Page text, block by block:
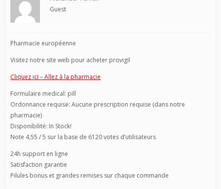
Guest
Pharmacie européenne
Visitez notre site web pour acheter provigil
Cliquez ici – Allez à la pharmacie
Formulaire medical: pill
Ordonnance requise: Aucune prescription requise (dans notre
pharmacie)
Disponibilité: In Stock!
Note 4,55 / 5 sur la base de 6120 votes d’utilisateurs
24h support en ligne
Satisfaction garantie
Pilules bonus et grandes remises sur chaque commande